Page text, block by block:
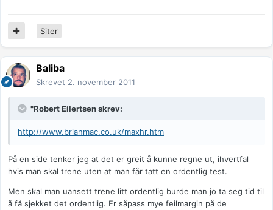
Siter
Baliba
Skrevet 2. november 2011
"Robert Eilertsen skrev:
http://www.brianmac.co.uk/maxhr.htm
På en side tenker jeg at det er greit å kunne regne ut, ihvertfal
hvis man skal trene uten at man får tatt en ordentlig test.
Men skal man uansett trene litt ordentlig burde man jo ta seg tid til
å få sjekket det ordentlig. Er såpass mye feilmargin på de